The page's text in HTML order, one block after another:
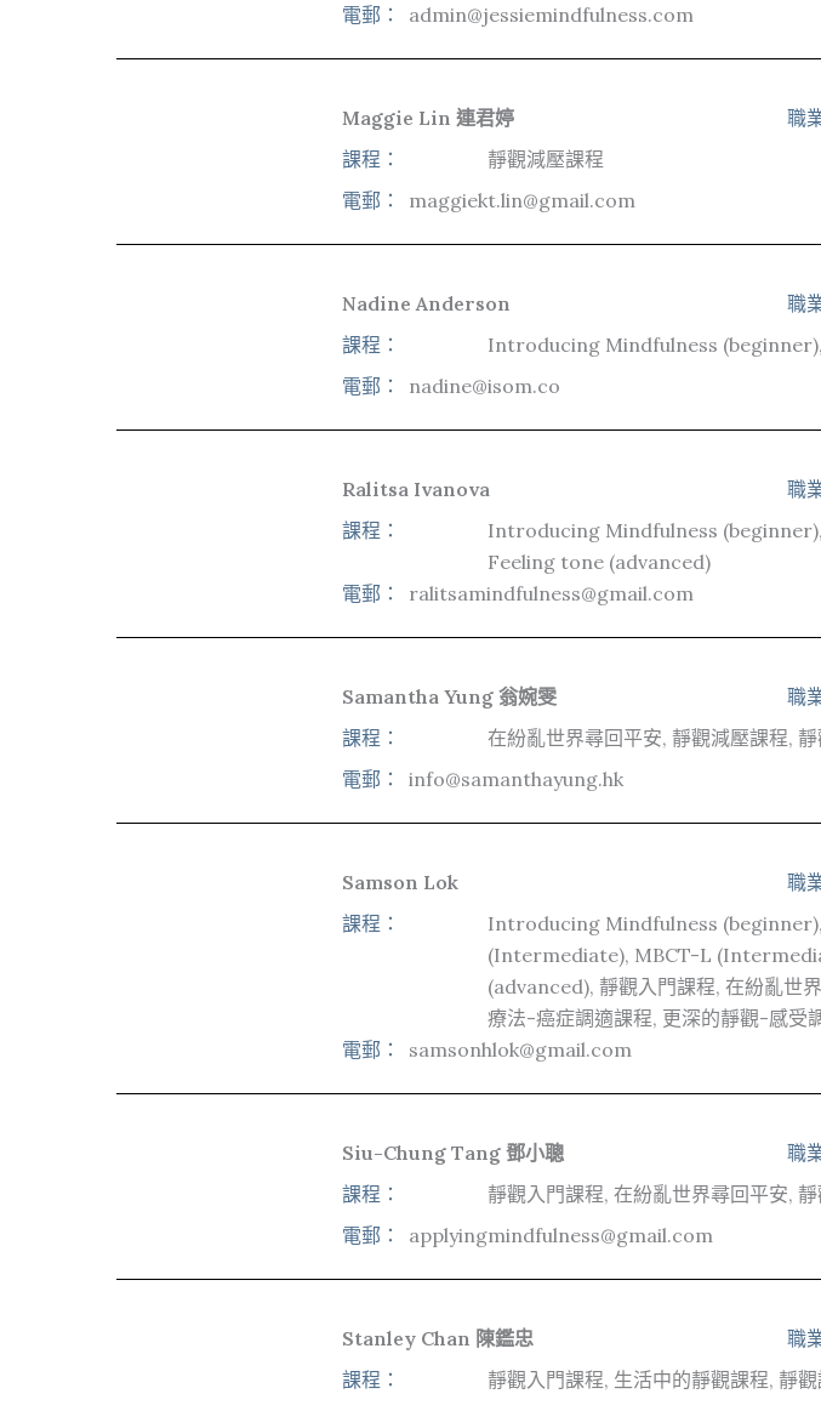
電郵：
admin@jessiemindfulness.com
Maggie Lin 連君婷 職
課程：
靜觀減壓課程
電郵：
maggiekt.lin@gmail.com
Nadine Anderson 職
課程：
Introducing Mindfulness
電郵：
nadine@isom.co
Ralitsa Ivanova 職
課程：
Introducing Mindfulness
Feeling tone (advanced)
電郵：
ralitsamindfulness@gmail.com
Samantha Yung 翁婉雯 職
課程：
在紛亂世界尋回平安, 靜觀減壓課程,
電郵：
info@samanthayung.hk
Samson Lok 職
課程：
Introducing Mindfulness
(Intermediate), MBCT-L
(advanced), 靜觀入門課程, 在紛亂世
療法-癌症調適課程, 更深的靜觀-感受
電郵：
samsonhlok@gmail.com
Siu-Chung Tang 鄧小聰 職
課程：
靜觀入門課程, 在紛亂世界尋回平安,
電郵：
applyingmindfulness@gmail.com
Stanley Chan 陳鑑忠 職
課程：
靜觀入門課程, 生活中的靜觀課程, 靜